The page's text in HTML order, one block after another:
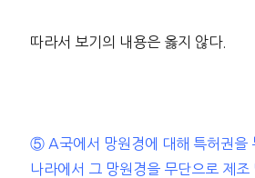
따라서 보기의 내용은 옳지 않다.
⑤ A국에서 망원경에 대해 특허권을
나라에서 그 망원경을 무단으로 제조